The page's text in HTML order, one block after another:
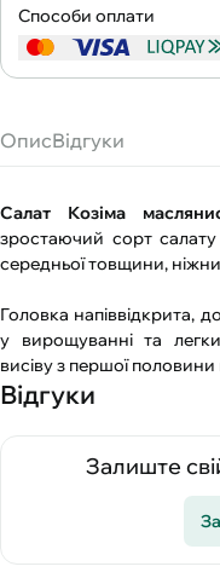
Способи оплати
ОписВідгуки
Салат Козіма
зростаючий сорт
середньої товщини,
Головка напіввідкрита,
у вирощуванні та
висіву з першої половини
Відгуки
Залиште